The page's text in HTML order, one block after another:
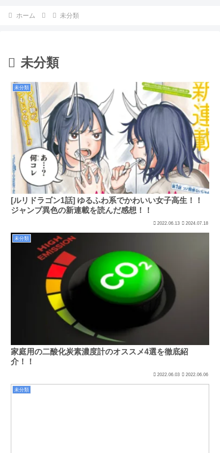
ホーム 未分類
未分類
未分類
[ルリドラゴン1話] ゆるふわ系でかわいい女子高生！！
ジャンプ異色の新連載を読んだ感想！！
2022.06.13 2024.07.18
未分類
家庭用の二酸化炭素濃度計のオススメ4選を徹底紹
介！！
2022.06.03 2022.06.06
未分類